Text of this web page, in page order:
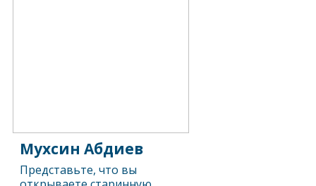
Мухсин Абдиев
Представьте, что вы